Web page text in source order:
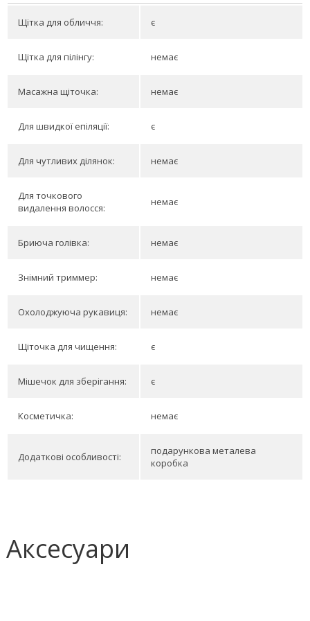
Щітка для обличчя: є
Щітка для пілінгу: немає
Масажна щіточка: немає
Для швидкої епіляції: є
Для чутливих ділянок: немає
Для точкового
видалення волосся:
немає
Бриюча голівка: немає
Знімний триммер: немає
Охолоджуюча рукавиця: немає
Щіточка для чищення: є
Мішечок для зберігання: є
Косметичка: немає
Додаткові особливості:
подарункова металева
коробка
Аксесуари